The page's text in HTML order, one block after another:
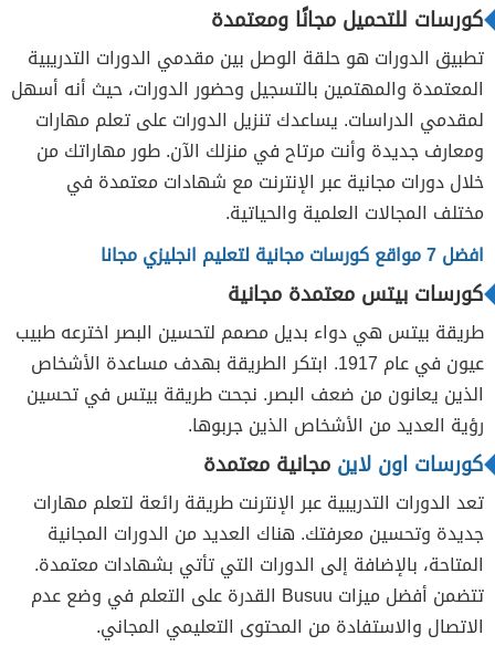
كورسات للتحميل مجانًا ومعتمدة
تطبيق الدورات هو حلقة الوصل بين مقدمي الدورات التدريبية
المعتمدة والمهتمين بالتسجيل وحضور الدورات، حيث أنه أسهل
لمقدمي الدراسات. يساعدك تنزيل الدورات على تعلم مهارات
ومعارف جديدة وأنت مرتاح في منزلك الآن. طور مهاراتك من
خلال دورات مجانية عبر الإنترنت مع شهادات معتمدة في
مختلف المجالات العلمية والحياتية.
افضل 7 مواقع كورسات مجانية لتعليم انجليزي مجانا
كورسات بيتس معتمدة مجانية
طريقة بيتس هي دواء بديل مصمم لتحسين البصر اخترعه طبيب
عيون في عام 1917. ابتكر الطريقة بهدف مساعدة الأشخاص
الذين يعانون من ضعف البصر. نجحت طريقة بيتس في تحسين
رؤية العديد من الأشخاص الذين جربوها.
كورسات اون لاين مجانية معتمدة
تعد الدورات التدريبية عبر الإنترنت طريقة رائعة لتعلم مهارات
جديدة وتحسين معرفتك. هناك العديد من الدورات المجانية
المتاحة، بالإضافة إلى الدورات التي تأتي بشهادات معتمدة.
تتضمن أفضل ميزات Busuu القدرة على التعلم في وضع عدم
الاتصال والاستفادة من المحتوى التعليمي المجاني.